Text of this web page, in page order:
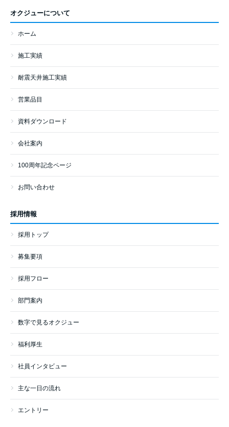
オクジューについて
ホーム
施工実績
耐震天井施工実績
営業品目
資料ダウンロード
会社案内
100周年記念ページ
お問い合わせ
採用情報
採用トップ
募集要項
採用フロー
部門案内
数字で見るオクジュー
福利厚生
社員インタビュー
主な一日の流れ
エントリー